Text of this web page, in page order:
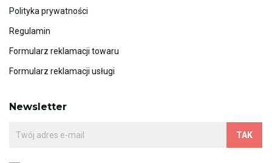
Polityka prywatności
Regulamin
Formularz reklamacji towaru
Formularz reklamacji usługi
Newsletter